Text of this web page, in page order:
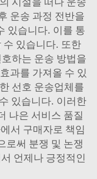
운송 과정 전반을
있습니다. 이를 통
있습니다. 또한
하는 운송 방법을
과를 가져올 수 있
선호 운송업체를
있습니다. 이러한
나은 서비스 품질
서 구매자로 책임
로써 분쟁 및 논쟁
언제나 긍정적인